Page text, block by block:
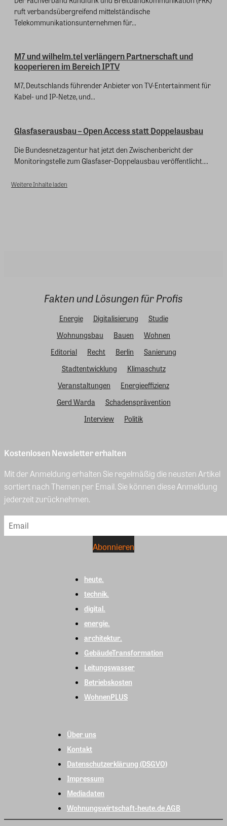
ruft verbandsübergreifend mittelständische
Telekommunikationsunternehmen für...
M7 und wilhelm.tel verlängern Partnerschaft und
kooperieren im Bereich IPTV
M7, Deutschlands führender Anbieter von TV-Entertainment für
Kabel- und IP-Netze, und...
Glasfaserausbau – Open Access statt Doppelausbau
Die Bundesnetzagentur hat jetzt den Zwischenbericht der
Monitoringstelle zum Glasfaser-Doppelausbau veröffentlicht....
Weitere Inhalte laden
Fakten und Lösungen für Profis
Energie Digitalisierung
Studie
Wohnungsbau
Bauen
Wohnen
Editorial
Recht Berlin
Sanierung
Stadtentwicklung
Klimaschutz
Veranstaltungen
Energieeffizienz
Gerd Warda
Schadensprävention
Interview
Politik
Kostenlosen Newsletter erhalten
Mit der Anmeldung erhalten Sie regelmäßig die neusten Artikel
sortiert nach Themen per Email. Sie können diese Anmeldung
jederzeit zurücknehmen.
heute.
technik.
digital.
energie.
architektur.
GebäudeTransformation
Leitungswasser
Betriebskosten
WohnenPLUS
Über uns
Kontakt
Datenschutzerklärung (DSGVO)
Impressum
Mediadaten
Wohnungswirtschaft-heute.de AGB